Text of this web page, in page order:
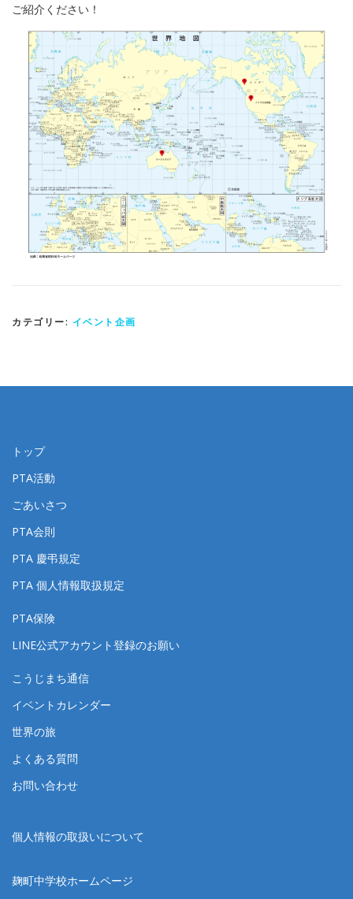
ご紹介ください！
カテゴリー: イベント企画
トップ
PTA活動
ごあいさつ
PTA会則
PTA 慶弔規定
PTA 個人情報取扱規定
PTA保険
LINE公式アカウント登録のお願い
こうじまち通信
イベントカレンダー
世界の旅
よくある質問
お問い合わせ
個人情報の取扱いについて
麹町中学校ホームページ